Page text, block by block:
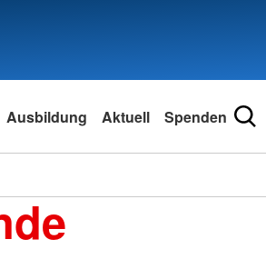
Ausbildung Aktuell Spenden